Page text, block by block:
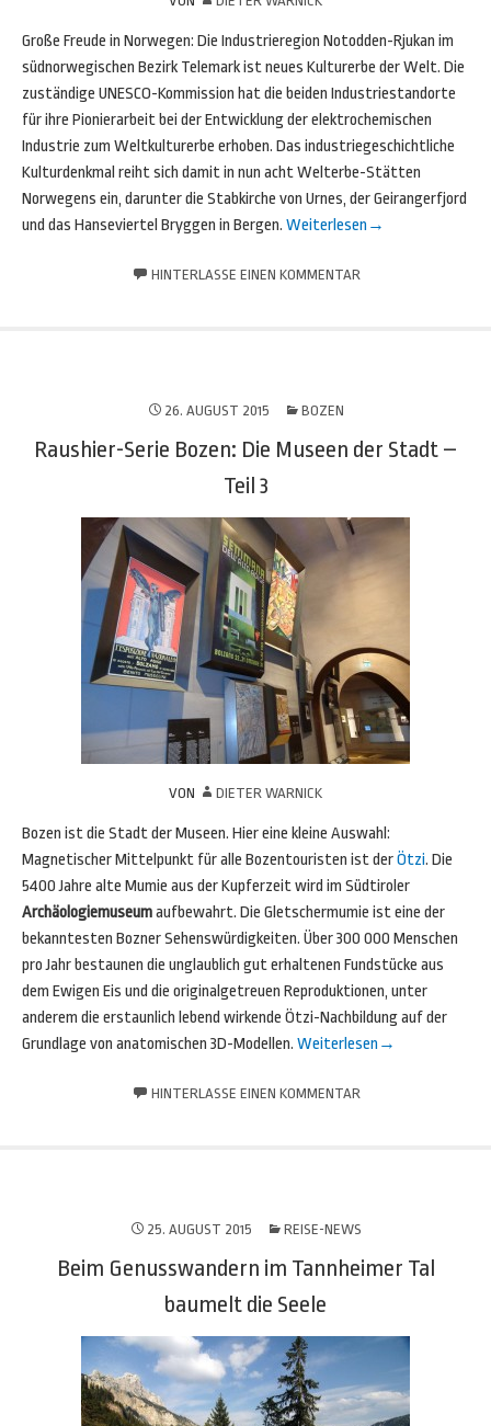
Große Freude in Norwegen: Die Industrieregion Notodden-Rjukan im
südnorwegischen Bezirk Telemark ist neues Kulturerbe der Welt. Die
zuständige UNESCO-Kommission hat die beiden Industriestandorte
für ihre Pionierarbeit bei der Entwicklung der elektrochemischen
Industrie zum Weltkulturerbe erhoben. Das industriegeschichtliche
Kulturdenkmal reiht sich damit in nun acht Welterbe-Stätten
Norwegens ein, darunter die Stabkirche von Urnes, der Geirangerfjord
und das Hanseviertel Bryggen in Bergen. Weiterlesen →
HINTERLASSE EINEN KOMMENTAR
26. AUGUST 2015 BOZEN
Raushier-Serie Bozen: Die Museen der Stadt –
Teil 3
VON DIETER WARNICK
Bozen ist die Stadt der Museen. Hier eine kleine Auswahl:
Magnetischer Mittelpunkt für alle Bozentouristen ist derÖtzi. Die
5400 Jahre alte Mumie aus der Kupferzeit wird im Südtiroler
Archäologiemuseumaufbewahrt. Die Gletschermumie ist eine der
bekanntesten Bozner Sehenswürdigkeiten. Über 300 000 Menschen
pro Jahr bestaunen die unglaublich gut erhaltenen Fundstücke aus
dem Ewigen Eis und die originalgetreuen Reproduktionen, unter
anderem die erstaunlich lebend wirkende Ötzi-Nachbildung auf der
Grundlage von anatomischen 3D-Modellen. Weiterlesen →
HINTERLASSE EINEN KOMMENTAR
25. AUGUST 2015 REISE-NEWS
Beim Genusswandern im Tannheimer Tal
baumelt die Seele